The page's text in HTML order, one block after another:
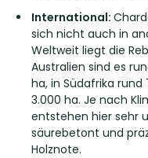
International:
sich nicht auch in
Weltweit liegt die
Australien sind es
ha, in Südafrika rund
3.000 ha. Je nach
entstehen hier sehr
säurebetont und
Holznote.